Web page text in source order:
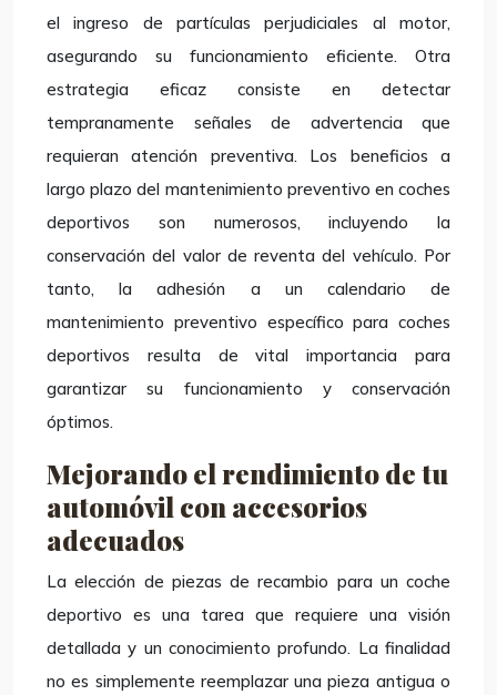
el ingreso de partículas perjudiciales al motor,
asegurando su funcionamiento eficiente. Otra
estrategia eficaz consiste en detectar
tempranamente señales de advertencia que
requieran atención preventiva. Los beneficios a
largo plazo del mantenimiento preventivo en coches
deportivos son numerosos, incluyendo la
conservación del valor de reventa del vehículo. Por
tanto, la adhesión a un calendario de
mantenimiento preventivo específico para coches
deportivos resulta de vital importancia para
garantizar su funcionamiento y conservación
óptimos.
Mejorando el rendimiento de tu
automóvil con accesorios
adecuados
La elección de piezas de recambio para un coche
deportivo es una tarea que requiere una visión
detallada y un conocimiento profundo. La finalidad
no es simplemente reemplazar una pieza antigua o